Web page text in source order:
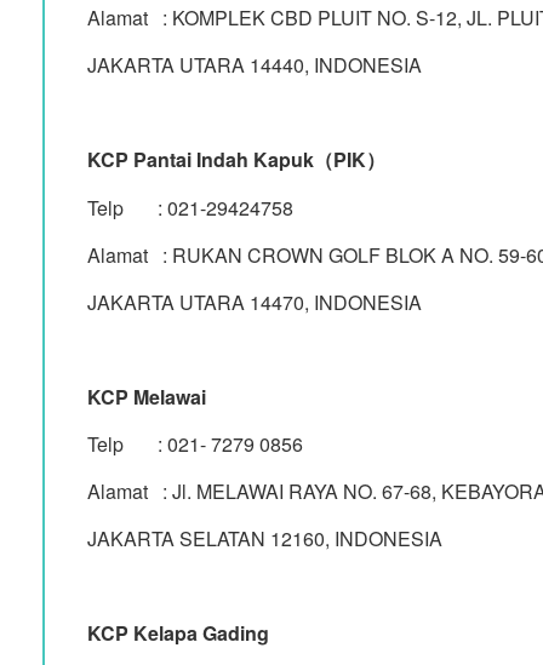
Alamat : KOMPLEK CBD PLUIT NO. S-12, JL.
JAKARTA UTARA 14440, INDONESIA
KCP Pantai Indah Kapuk（PIK）
Telp : 021-29424758
Alamat : RUKAN CROWN GOLF BLOK A NO. 59-
JAKARTA UTARA 14470, INDONESIA
KCP Melawai
Telp : 021- 7279 0856
Alamat : Jl. MELAWAI RAYA NO. 67-68,
JAKARTA SELATAN 12160, INDONESIA
KCP Kelapa Gading